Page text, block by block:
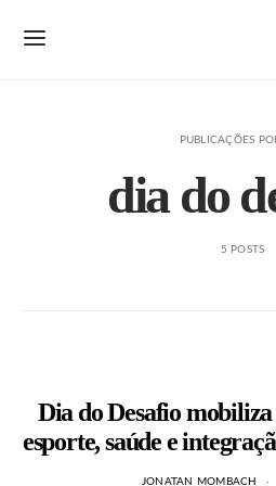
PUBLICAÇÕES
dia do
5 POSTS
Dia do Desafio
esporte, saúde e
JONATAN MOMBACH